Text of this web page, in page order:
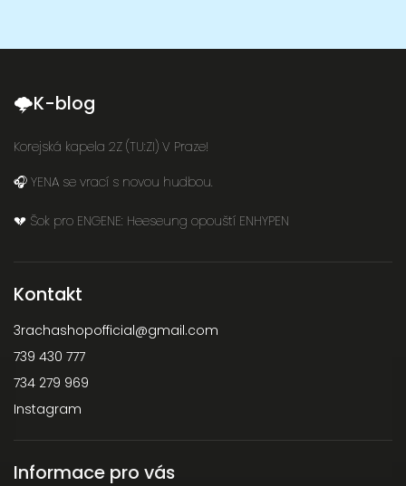
🌩K-blog
Korejská kapela 2Z (TU:ZI) V Praze!
🎧 YENA se vrací s novou hudbou.
💔 Šok pro ENGENE: Heeseung opouští ENHYPEN
Kontakt
3rachashopofficial@gmail.com
739 430 777
734 279 969
Instagram
Informace pro vás